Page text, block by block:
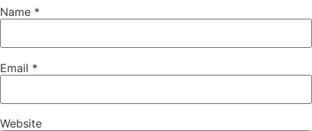
Name *
Email *
Website